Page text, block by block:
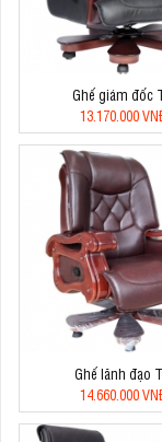
Ghế giám đốc
13.170.000
Ghế lãnh đạo
14.660.000